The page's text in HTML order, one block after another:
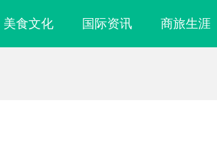
美食文化 国际资讯 商旅生涯